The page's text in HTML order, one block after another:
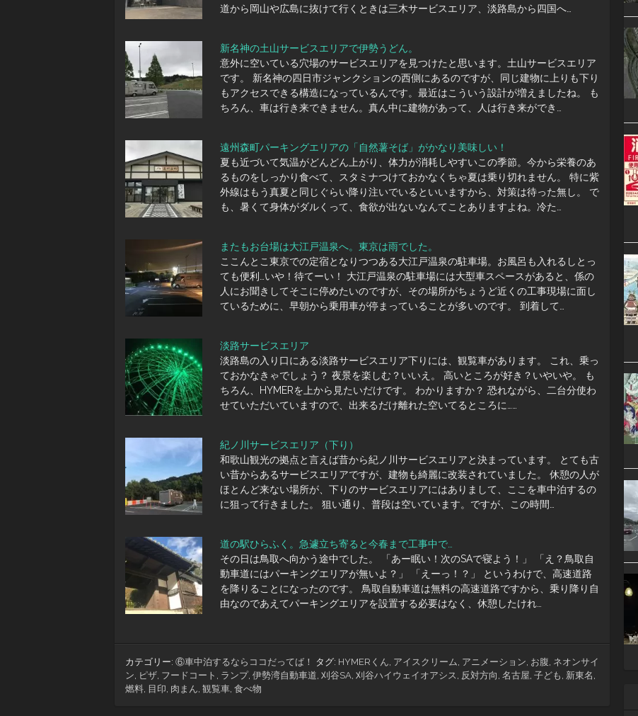
道から岡山や広島に抜けて行くときは三木サービスエリア、淡路島から四国へ…
新名神の土山サービスエリアで伊勢うどん。
意外に空いている穴場のサービスエリアを見つけたと思います。土山サービスエリア
です。 新名神の四日市ジャンクションの西側にあるのですが、同じ建物に上りも下り
もアクセスできる構造になっているんです。最近はこういう設計が増えましたね。 も
ちろん、車は行き来できません。真ん中に建物があって、人は行き来ができ…
遠州森町パーキングエリアの「自然薯そば」がかなり美味しい！
夏も近づいて気温がどんどん上がり、体力が消耗しやすいこの季節。今から栄養のあ
るものをしっかり食べて、スタミナつけておかなくちゃ夏は乗り切れません。 特に紫
外線はもう真夏と同じぐらい降り注いでいるといいますから、対策は待った無し。 で
も、暑くて身体がダルくって、食欲が出ないなんてことありますよね。冷た…
またもお台場は大江戸温泉へ。東京は雨でした。
ここんとこ東京での定宿となりつつある大江戸温泉の駐車場。お風呂も入れるしとっ
ても便利…いや！待てーい！ 大江戸温泉の駐車場には大型車スペースがあると、係の
人にお聞きしてそこに停めたいのですが、その場所がちょうど近くの工事現場に面し
ているために、早朝から乗用車が停まっていることが多いのです。 到着して…
淡路サービスエリア
淡路島の入り口にある淡路サービスエリア下りには、観覧車があります。 これ、乗っ
ておかなきゃでしょう？ 夜景を楽しむ？いいえ。 高いところが好き？いやいや。 も
ちろん、HYMERを上から見たいだけです。 わかりますか？ 恐れながら、二台分使わ
せていただいていますので、出来るだけ離れた空いてるところに……
紀ノ川サービスエリア（下り）
和歌山観光の拠点と言えば昔から紀ノ川サービスエリアと決まっています。 とても古
い昔からあるサービスエリアですが、建物も綺麗に改装されていました。 休憩の人が
ほとんど来ない場所が、下りのサービスエリアにはありまして、ここを車中泊するの
に狙って行きました。 狙い通り、普段は空いています。ですが、この時間…
道の駅ひらふく。急遽立ち寄ると今春まで工事中で…
その日は鳥取へ向かう途中でした。 「あー眠い！次のSAで寝よう！」 「え？鳥取自
動車道にはパーキングエリアが無いよ？」 「えーっ！？」 というわけで、高速道路
を降りることになったのです。 鳥取自動車道は無料の高速道路ですから、乗り降り自
由なのであえてパーキングエリアを設置する必要はなく、休憩したけれ…
カテゴリー: ⑥車中泊するならココだってば！ タグ: HYMERくん アイスクリーム アニメーション お腹 ネオンサイ
ン ピザ フードコート ランプ, 伊勢湾自動車道 刈谷SA 刈谷ハイウェイオアシス 反対方向 名古屋 子ども 新東名
燃料 目印 肉まん 観覧車 食べ物